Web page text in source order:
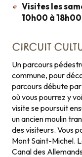
Visites les
10h00 à 18h00
CIRCUIT
Un parcours
commune, pour
parcours débute par
où vous pourrez y
visite se poursuit
un ancien moulin
des visiteurs. Vous
Mont Saint-Michel.
Canal des